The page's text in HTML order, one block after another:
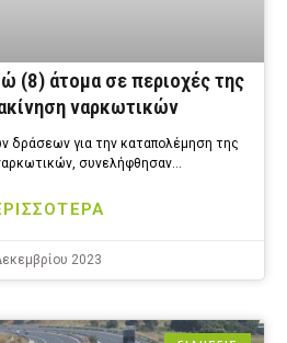
(8) άτομα σε περιοχές της
ναρκωτικών
δράσεων για την καταπολέμηση της
συνελήφθησαν…
2023